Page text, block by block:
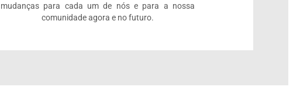
mudanças para cada um de nós e para a nossa
comunidade agora e no futuro.